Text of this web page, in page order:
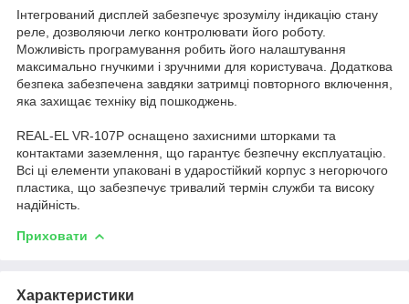
Інтегрований дисплей забезпечує зрозумілу індикацію стану
реле, дозволяючи легко контролювати його роботу.
Можливість програмування робить його налаштування
максимально гнучкими і зручними для користувача. Додаткова
безпека забезпечена завдяки затримці повторного включення,
яка захищає техніку від пошкоджень.
REAL-EL VR-107P оснащено захисними шторками та
контактами заземлення, що гарантує безпечну експлуатацію.
Всі ці елементи упаковані в ударостійкий корпус з негорючого
пластика, що забезпечує тривалий термін служби та високу
надійність.
Приховати
Характеристики